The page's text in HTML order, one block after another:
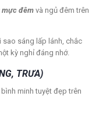
mực đêm và ngủ đêm trên
sao sáng lấp lánh, chắc
kỳ nghỉ đáng nhớ.
TRƯA)
minh tuyệt đẹp trên